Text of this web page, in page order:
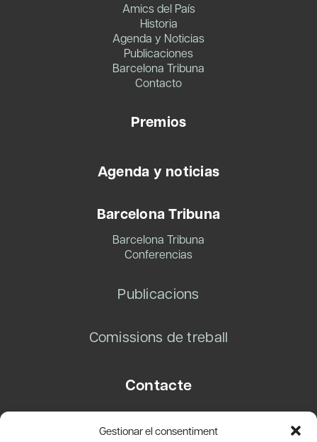
Gestionar el consentiment
Amics del País
Historia
Agenda y Noticias
Publicaciones
Barcelona Tribuna
Contacto
Premios
Agenda y noticias
Barcelona Tribuna
Barcelona Tribuna
Conferencias
Publicacions
Comissions de treball
Contacte
08003 Barcelona